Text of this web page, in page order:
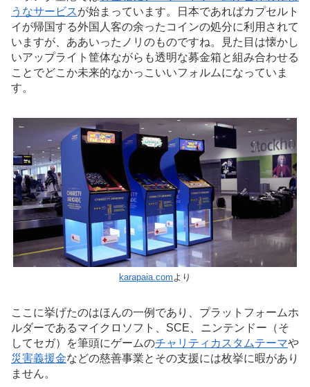
うなサービスが始まっています。日本であればカプセルト
イが帰国する外国人客の余ったコインの処分に利用されて
いますが、ああいったノリのものですね。見た目は懐かし
いアップライト筐体ながらも透明な募金箱と組み合わせる
ことでどこか未来的なかっこいいフォルムになっていま
す。
karapaia.com より
ここに挙げたのはほんの一例であり、プラットフォームホ
ルダーであるマイクロソフト、SCE、ニンテンドー（そ
してセガ）を筆頭にゲームのチャリティカスタムテーマや
災害義援金などの慈善事業とその支援には枚挙に暇があり
ません。